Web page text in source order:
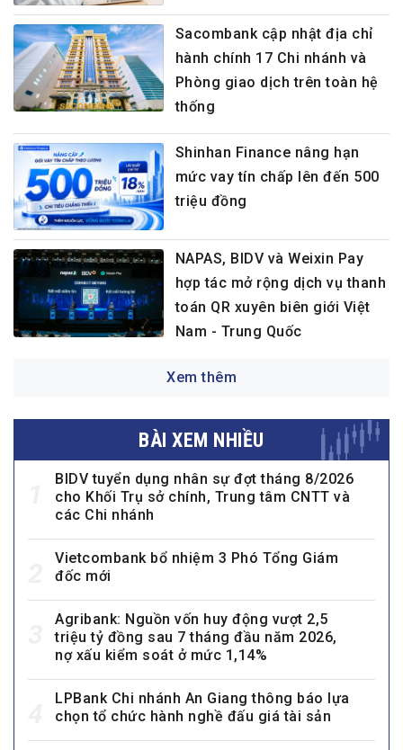
Sacombank cập nhật địa chỉ
hành chính 17 Chi nhánh và
Phòng giao dịch trên toàn hệ
thống
Shinhan Finance nâng hạn
mức vay tín chấp lên đến 500
triệu đồng
NAPAS, BIDV và Weixin Pay
hợp tác mở rộng dịch vụ thanh
toán QR xuyên biên giới Việt
Nam - Trung Quốc
Xem thêm
BÀI XEM NHIỀU
BIDV tuyển dụng nhân sự đợt tháng 8/2026
cho Khối Trụ sở chính, Trung tâm CNTT và
các Chi nhánh
Vietcombank bổ nhiệm 3 Phó Tổng Giám
đốc mới
Agribank: Nguồn vốn huy động vượt 2,5
triệu tỷ đồng sau 7 tháng đầu năm 2026,
nợ xấu kiểm soát ở mức 1,14%
LPBank Chi nhánh An Giang thông báo lựa
chọn tổ chức hành nghề đấu giá tài sản